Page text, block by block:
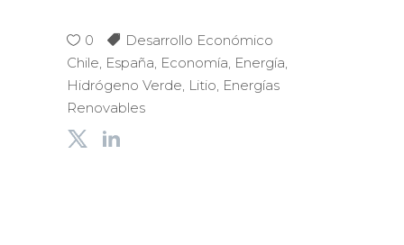
0
Desarrollo Económico
Chile, España, Economía, Energía,
Hidrógeno Verde, Litio, Energías
Renovables